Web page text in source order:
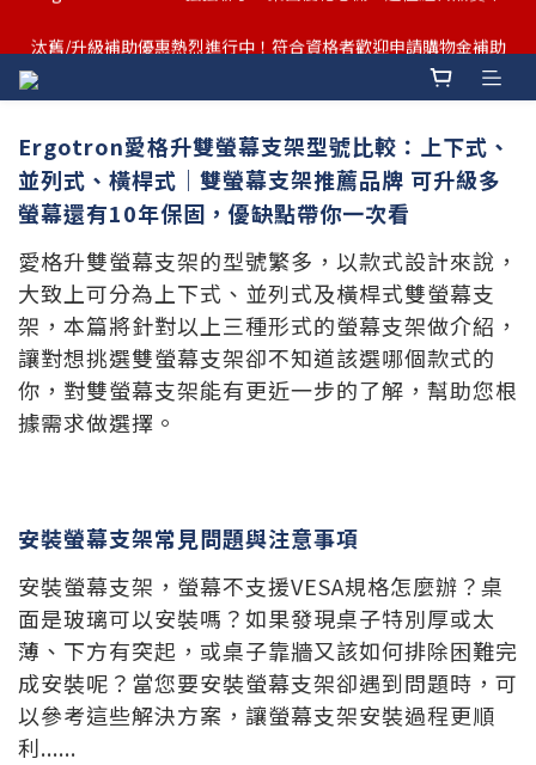
Ergotron愛格升雙螢幕支架型號比較：上下式、
並列式、橫桿式｜雙螢幕支架推薦品牌 可升級多
螢幕還有10年保固，優缺點帶你一次看
愛格升雙螢幕支架的型號繁多，以款式設計來說，
大致上可分為上下式、並列式及橫桿式雙螢幕支
架，本篇將針對以上三種形式的螢幕支架做介紹，
讓對想挑選雙螢幕支架卻不知道該選哪個款式的
你，對雙螢幕支架能有更近一步的了解，幫助您根
據需求做選擇。
安裝螢幕支架常見問題與注意事項
安裝螢幕支架，螢幕不支援VESA規格怎麼辦？桌
面是玻璃可以安裝嗎？如果發現桌子特別厚或太
薄、下方有突起，或桌子靠牆又該如何排除困難完
成安裝呢？當您要安裝螢幕支架卻遇到問題時，可
以參考這些解決方案，讓螢幕支架安裝過程更順
利......